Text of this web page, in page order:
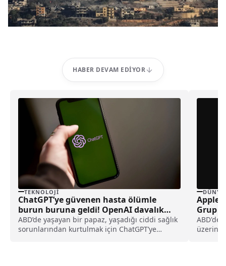
HABER DEVAM EDIYOR
TEKNOLOJI
ChatGPT’ye güvenen hasta ölümle
burun buruna geldi! OpenAI davalık
oldu
ABD’de yaşayan bir papaz, yaşadığı ciddi sağlık
sorunlarından kurtulmak için ChatGPT’ye
DÜNYA
Apple
Grup
ABD'de